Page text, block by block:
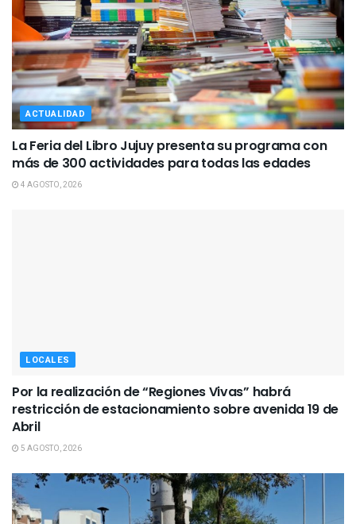
ACTUALIDAD
La Feria del Libro Jujuy presenta su programa con
más de 300 actividades para todas las edades
4 AGOSTO, 2026
LOCALES
Por la realización de “Regiones Vivas” habrá
restricción de estacionamiento sobre avenida 19 de
Abril
5 AGOSTO, 2026